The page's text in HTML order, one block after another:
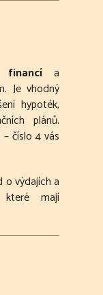
financía
Je vhodný
hypoték,
plánů.
číslo 4 vás
o výdajích a
mají